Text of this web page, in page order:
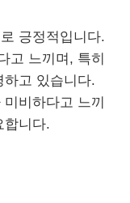
긍정적입니다.
고 느끼며, 특히
고 있습니다.
비하다고 느끼
합니다.